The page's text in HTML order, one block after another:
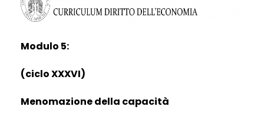
Modulo 5:
(ciclo XXXVI)
Menomazione della capacità